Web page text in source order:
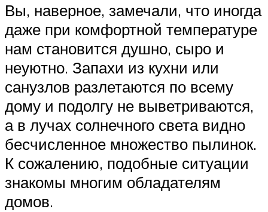
Вы, наверное, замечали, что иногда
даже при комфортной температуре
нам становится душно, сыро и
неуютно. Запахи из кухни или
санузлов разлетаются по всему
дому и подолгу не выветриваются,
а в лучах солнечного света видно
бесчисленное множество пылинок.
К сожалению, подобные ситуации
знакомы многим обладателям
домов.